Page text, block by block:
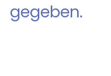
gegeben.